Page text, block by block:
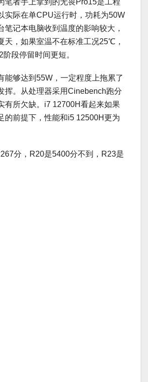
笔者手上拿到的无畏Pro15是工程
实际在单CPU运行时，功耗为50W
笔记本电脑收到温度的影响较大，
天，如果室温不在标准工况25℃，
段停留时间更短。
能够达到55W，一定程度上拖累了
挥。从处理器采用Cinebench跑分
有所欠缺。i7 12700H看起来如果
的前提下，性能和i5 12500H更为
分，R20是5400分不到，R23是